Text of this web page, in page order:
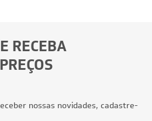
RECEBA
nossas novidades, cadastre-